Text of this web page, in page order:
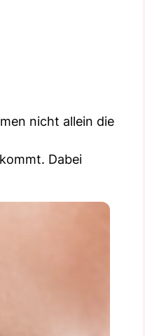
nicht allein die
Dabei